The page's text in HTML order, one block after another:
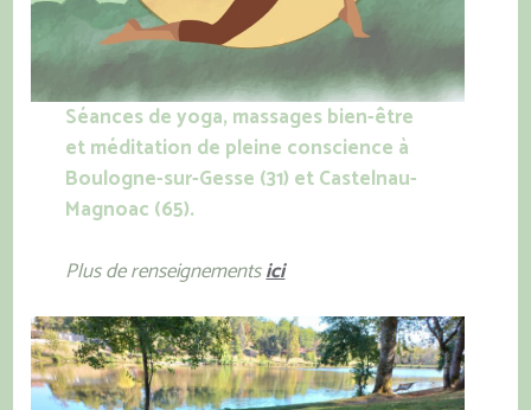
Séances de yoga, massages bien-être
et méditation de pleine conscience à
Boulogne-sur-Gesse (31) et Castelnau-
Magnoac (65).
Plus de renseignementsici